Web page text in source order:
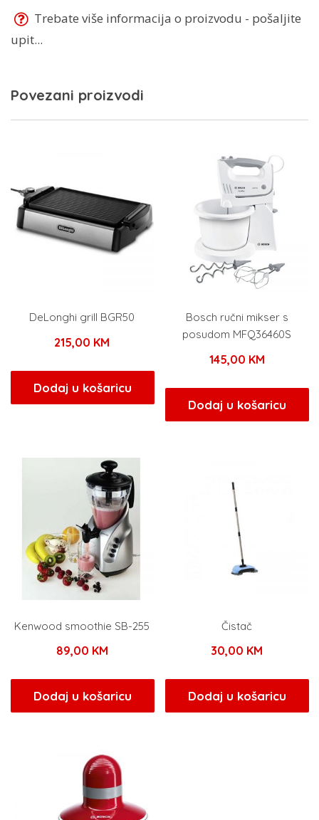
Trebate više informacija o proizvodu - pošaljite
upit...
Povezani proizvodi
DeLonghi grill BGR50
215,00 KM
Dodaj u košaricu
Bosch ručni mikser s
posudom MFQ36460S
145,00 KM
Dodaj u košaricu
Kenwood smoothie SB-255
89,00 KM
Dodaj u košaricu
Čistač
30,00 KM
Dodaj u košaricu